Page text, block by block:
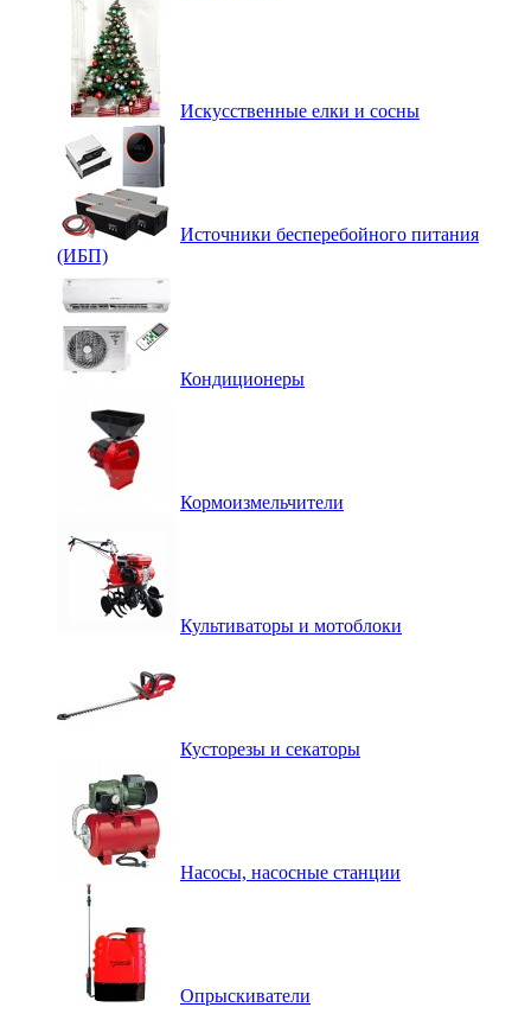
Искусственные елки и сосны
Источники бесперебойного питания
(ИБП)
Кондиционеры
Кормоизмельчители
Культиваторы и мотоблоки
Кусторезы и секаторы
Насосы, насосные станции
Опрыскиватели